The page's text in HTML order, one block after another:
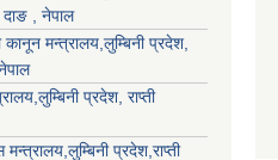
दाङ , नेपाल
कानून मन्त्रालय, लुम्बिनी प्रदेश
नेपाल
लुम्बिनी प्रदेश राप्ती
मन्त्रालय, लुम्बिनी प्रदेश राप्ती